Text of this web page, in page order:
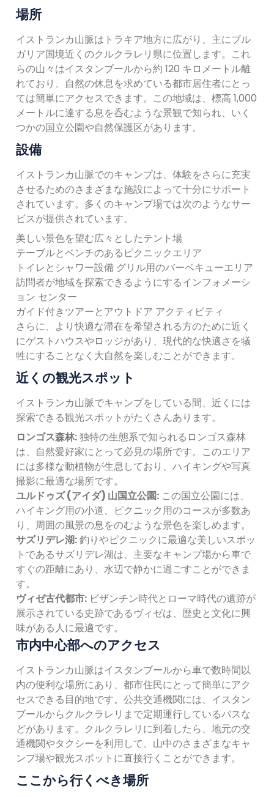
場所
イストランカ山脈はトラキア地方に広がり、主にブル
ガリア国境近くのクルクラレリ県に位置します。これ
らの山々はイスタンブールから約 120 キロメートル離
れており、自然の休息を求めている都市居住者にとっ
ては簡単にアクセスできます。この地域は、標高 1,000
メートルに達する息を呑むような景観で知られ、いく
つかの国立公園や自然保護区があります。
設備
イストランカ山脈でのキャンプは、体験をさらに充実
させるためのさまざまな施設によって十分にサポート
されています。多くのキャンプ場では次のようなサー
ビスが提供されています。
美しい景色を望む広々としたテント場
テーブルとベンチのあるピクニックエリア
トイレとシャワー設備 グリル用のバーベキューエリア
訪問者が地域を探索できるようにするインフォメーシ
ョン センター
ガイド付きツアーとアウトドア アクティビティ
さらに、より快適な滞在を希望される方のために近く
にゲストハウスやロッジがあり、現代的な快適さを犠
牲にすることなく大自然を楽しむことができます。
近くの観光スポット
イストランカ山脈でキャンプをしている間、近くには
探索できる観光スポットがたくさんあります。
ロンゴス森林:独特の生態系で知られるロンゴス森林
は、自然愛好家にとって必見の場所です。このエリア
には多様な動植物が生息しており、ハイキングや写真
撮影に最適な場所です。
ユルドゥズ (アイダ) 山国立公園: この国立公園には、
ハイキング用の小道、ピクニック用のコースが多数あ
り、周囲の風景の息をのむような景色を楽しめます。
サズリデレ湖:釣りやピクニックに最適な美しいスポッ
トであるサズリデレ湖は、主要なキャンプ場から車で
すぐの距離にあり、水辺で静かに過ごすことができま
す。
ヴィゼ古代都市: ビザンチン時代とローマ時代の遺跡が
展示されている史跡であるヴィゼは、歴史と文化に興
味がある人に最適です。
市内中心部へのアクセス
イストランカ山脈はイスタンブールから車で数時間以
内の便利な場所にあり、都市住民にとって簡単にアク
セスできる目的地です。公共交通機関には、イスタン
ブールからクルクラレリまで定期運行しているバスな
どがあります。クルクラレリに到着したら、地元の交
通機関やタクシーを利用して、山中のさまざまなキャ
ンプ場や観光スポットに直接行くことができます。
ここから行くべき場所